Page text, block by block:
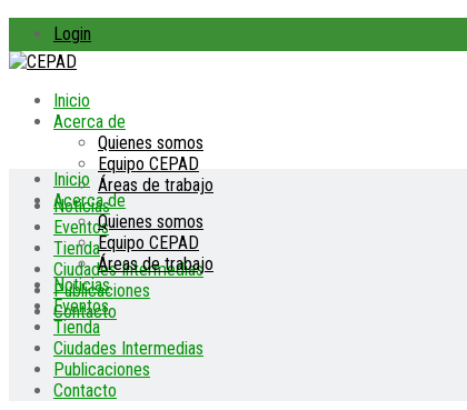
Login
Inicio
Acerca de
Quienes somos
Equipo CEPAD
Áreas de trabajo
Noticias
Eventos
Tienda
Ciudades Intermedias
Publicaciones
Contacto
Inicio
Acerca de
Quienes somos
Equipo CEPAD
Áreas de trabajo
Noticias
Eventos
Tienda
Ciudades Intermedias
Publicaciones
Contacto